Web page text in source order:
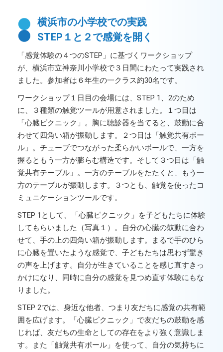
横浜市の小学校での実践
STEP１と２で感覚を開く
「感覚体験の４つのSTEP」に基づくワークショップ
が、横浜市立神奈川小学校で３日間にわたって実践され
ました。参加者は６年生の一クラス約30名です。
ワークショップ１日目の会場には、STEP 1、2のため
に、３種類の触覚ツールが用意されました。１つ目は
「心臓ピクニック」。胸に聴診器を当てると、鼓動に合
わせて四角い箱が振動します。２つ目は「触覚共有ボー
ル」。チューブでつながった柔らかいボールで、一方を
握るともう一方が膨らむ構造です。そして３つ目は「触
覚共有テーブル」。一方のテーブルをたたくと、もう一
方のテーブルが振動します。３つとも、触覚を使ったコ
ミュニケーションツールです。
STEP 1として、「心臓ピクニック」を子どもたちに体験
してもらいました（写真１）。自分の心臓の鼓動に合わ
せて、手の上の四角い箱が振動します。まるで手のひら
に心臓を置いたような感覚で、子どもたちは思わず驚き
の声を上げます。自分が生きていることを感じ直すきっ
かけになり、同時に自分の感覚を見つめ直す体験にもな
りました。
STEP 2では、身近な他者、つまり友だちに感覚の共有範
囲を広げます。「心臓ピクニック」で友だちの鼓動を感
じれば、友だちの生命としての存在をより強く意識しま
す。また「触覚共有ボール」を使って、自分の気持ちに